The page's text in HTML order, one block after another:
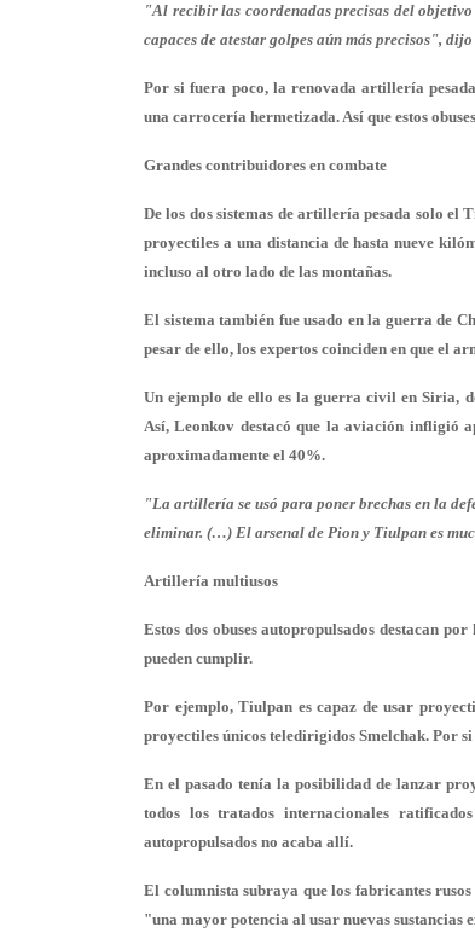
"Al recibir las coordenadas precisas del
capaces de atestar golpes aún más precisos",
Por si fuera poco, la renovada artillería
una carrocería hermetizada. Así que estos
Grandes contribuidores en combate
De los dos sistemas de artillería pesada solo
proyectiles a una distancia de hasta nueve
incluso al otro lado de las montañas.
El sistema también fue usado en la guerra de
pesar de ello, los expertos coinciden en que el
Un ejemplo de ello es la guerra civil en Siria,
Así, Leonkov destacó que la aviación infligió
aproximadamente el 40%.
"La artillería se usó para poner brechas en la
eliminar. (…) El arsenal de Pion y Tiulpan es
Artillería multiusos
Estos dos obuses autopropulsados destacan
pueden cumplir.
Por ejemplo, Tiulpan es capaz de usar
proyectiles únicos teledirigidos Smelchak. Por
En el pasado tenía la posibilidad de lanzar
todos los tratados internacionales
autopropulsados no acaba allí.
El columnista subraya que los fabricantes
"una mayor potencia al usar nuevas sustancias